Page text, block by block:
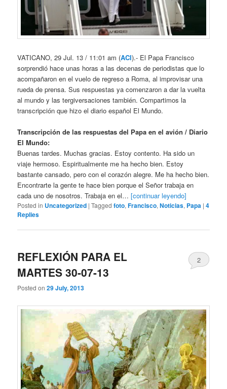
VATICANO, 29 Jul. 13 / 11:01 am (ACI).- El Papa Francisco
sorprendió hace unas horas a las decenas de periodistas que lo
acompañaron en el vuelo de regreso a Roma, al improvisar una
rueda de prensa. Sus respuestas ya comenzaron a dar la vuelta
al mundo y las tergiversaciones también. Compartimos la
transcripción que hizo el diario español El Mundo.
Transcripción de las respuestas del Papa en el avión / Diario
El Mundo:
Buenas tardes. Muchas gracias. Estoy contento. Ha sido un
viaje hermoso. Espiritualmente me ha hecho bien. Estoy
bastante cansado, pero con el corazón alegre. Me ha hecho bien.
Encontrarte la gente te hace bien porque el Señor trabaja en
cada uno de nosotros. Trabaja en el…[continuar leyendo]
Posted in Uncategorized |Tagged foto,Francisco,Noticias, Papa |4
Replies
REFLEXIÓN PARA EL
MARTES 30-07-13
Posted on29 July, 2013
2